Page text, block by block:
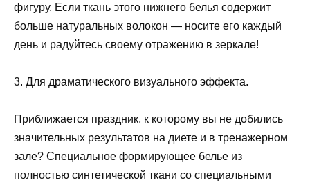
фигуру. Если ткань этого нижнего белья содержит
больше натуральных волокон — носите его каждый
день и радуйтесь своему отражению в зеркале!
3. Для драматического визуального эффекта.
Приближается праздник, к которому вы не добились
значительных результатов на диете и в тренажерном
зале? Специальное формирующее белье из
полностью синтетической ткани со специальными